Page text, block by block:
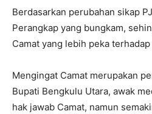
Berdasarkan perubahan sikap
Perangkap yang bungkam,
Camat yang lebih peka
Mengingat Camat merupakan
Bupati Bengkulu Utara, awak
hak jawab Camat, namun